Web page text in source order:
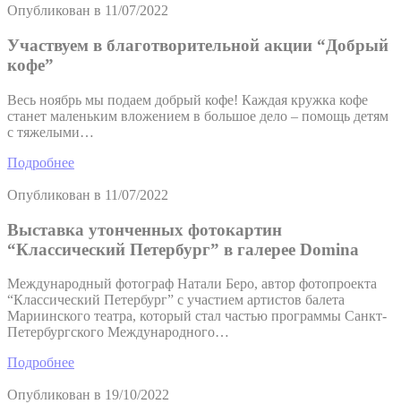
Опубликован в 11/07/2022
Участвуем в благотворительной акции “Добрый
кофе”
Весь ноябрь мы подаем добрый кофе! Каждая кружка кофе
станет маленьким вложением в большое дело – помощь детям
с тяжелыми…
Подробнее
Опубликован в 11/07/2022
Выставка утонченных фотокартин
“Классический Петербург” в галерее Domina
Международный фотограф Натали Беро, автор фотопроекта
“Классический Петербург” с участием артистов балета
Мариинского театра, который стал частью программы Санкт-
Петербургского Международного…
Подробнее
Опубликован в 19/10/2022